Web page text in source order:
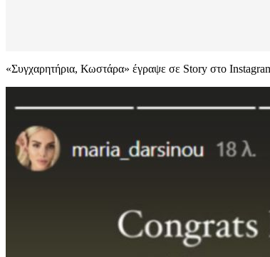
«Συγχαρητήρια, Κωστάρα» έγραψε σε Story στο Instagram